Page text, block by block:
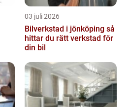
03 juli 2026
Bilverkstad i jönköping så
hittar du rätt verkstad för
din bil